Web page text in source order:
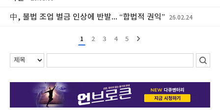
中, 불법 조업 벌금 인상에 반발... “합법적 권익” 26.02.24
1 2 3 4 5